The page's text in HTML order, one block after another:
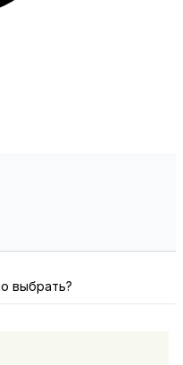
выбрать?